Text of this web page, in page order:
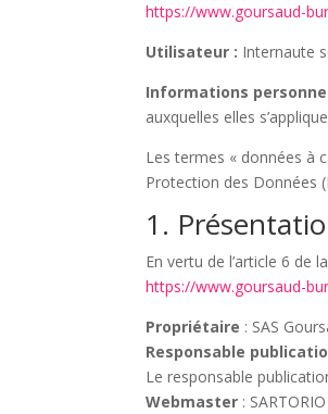
https://www.goursaud-
Utilisateur : Internaute
Informations
auxquelles elles
Les termes « données à
Protection des Données
1.
En vertu de l’article 6 de
https://www.goursaud-
Propriétaire : SAS
Responsable
Le responsable
Webmaster :